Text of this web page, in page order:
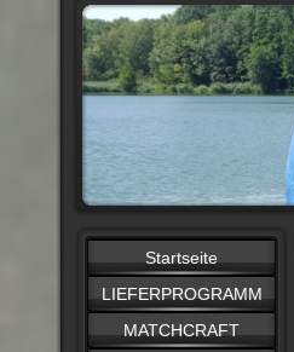
Startseite
LIEFERPROGRAMM
MATCHCRAFT